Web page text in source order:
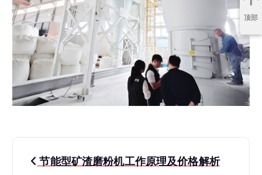
文 节能型矿渣磨粉机工作原理及价格解析
顶部